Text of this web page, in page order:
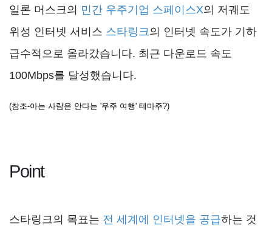
일론 머스크의 민간 우주기업 스페이스X의 저궤도
위성 인터넷 서비스 스타링크의 인터넷 속도가 기하
급수적으로 올라갔습니다. 최근 다운로드 속도
100Mbps를 달성했습니다.
(참조-아는 사람은 안다는 '우주 여행' 테마주?)
Point
스타링크의 목표는 전 세계에 인터넷을 공급하는 것